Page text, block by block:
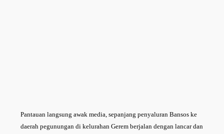
Pantauan langsung awak media, sepanjang penyaluran Bansos ke
daerah pegunungan di kelurahan Gerem berjalan dengan lancar dan